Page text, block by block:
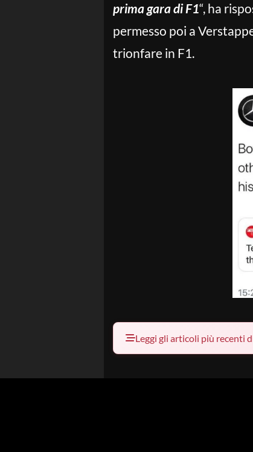
prima gara di F1“, ha
permesso poi a
trionfare in F1.
Leggi gli articoli più recenti